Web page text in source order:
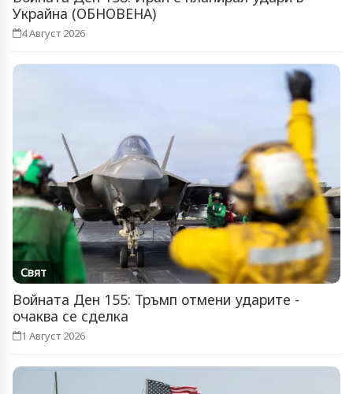
Украйна (ОБНОВЕНА)
4 Август 2026
Свят
Войната Ден 155: Тръмп отмени ударите -
очаква се сделка
1 Август 2026